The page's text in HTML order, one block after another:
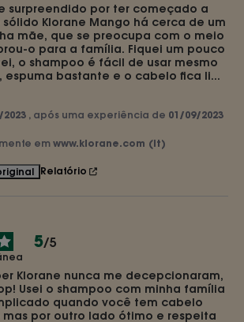
surpreendido por ter começado a
Klorane Mango há cerca de um
mãe, que se preocupa com o meio
o para a família. Fiquei um pouco
o shampoo é fácil de usar mesmo
espuma bastante e o cabelo fica li...
, após uma experiência de 01/09/2023
em www.klorane.com (it)
Relatório
5/5
Klorane nunca me decepcionaram,
Usei o shampoo com minha família
quando você tem cabelo
por outro lado ótimo e respeita